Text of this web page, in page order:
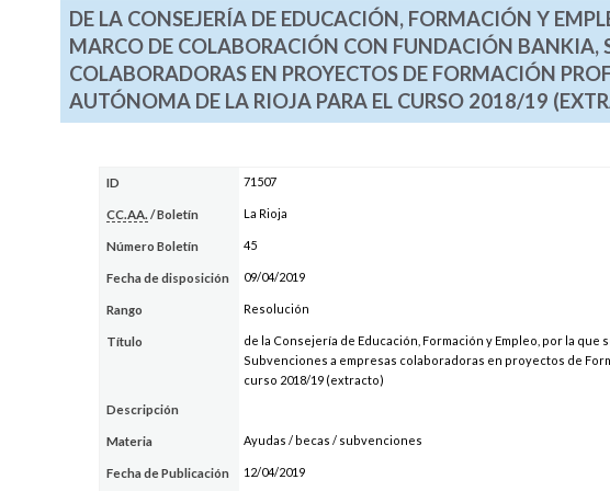
DE LA CONSEJERÍA DE EDUCACIÓN, FORMACIÓN Y
MARCO DE COLABORACIÓN CON FUNDACIÓN BANKIA,
COLABORADORAS EN PROYECTOS DE FORMACIÓN
AUTÓNOMA DE LA RIOJA PARA EL CURSO 2018/19
ID 71507
CC.AA. / Boletín La Rioja
Número Boletín 45
Fecha de disposición 09/04/2019
Rango Resolución
Título
de la Consejería de Educación, Formación y Empleo, por la
Subvenciones a empresas colaboradoras en proyectos de
curso 2018/19 (extracto)
Descripción
Materia Ayudas / becas / subvenciones
Fecha de Publicación 12/04/2019